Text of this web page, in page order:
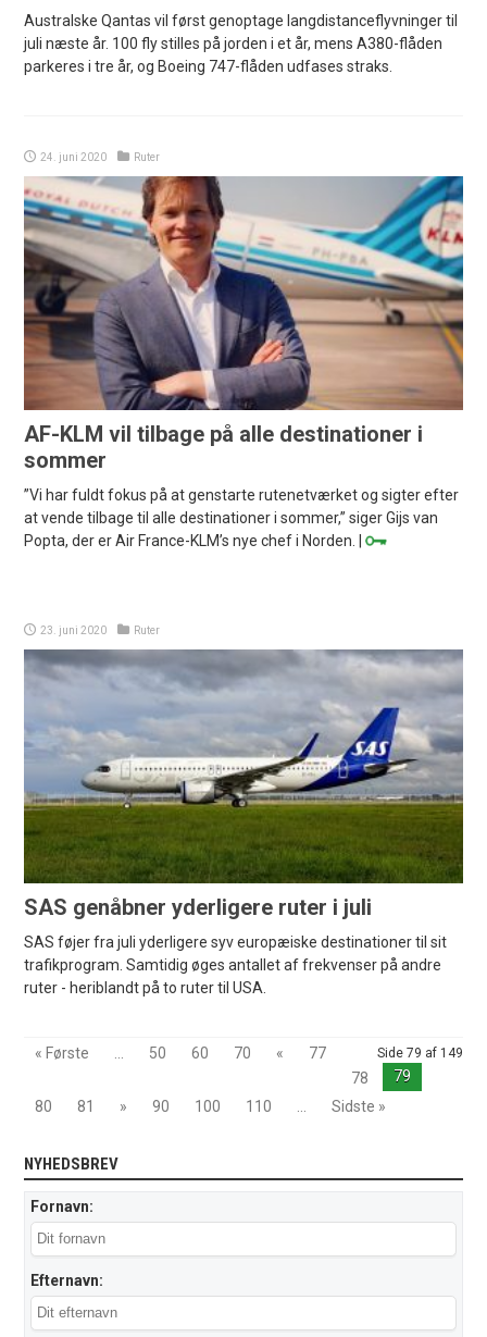
Australske Qantas vil først genoptage langdistanceflyvninger til
juli næste år. 100 fly stilles på jorden i et år, mens A380-flåden
parkeres i tre år, og Boeing 747-flåden udfases straks.
24. juni 2020 Ruter
AF-KLM vil tilbage på alle destinationer i
sommer
”Vi har fuldt fokus på at genstarte rutenetværket og sigter efter
at vende tilbage til alle destinationer i sommer,” siger Gijs van
Popta, der er Air France-KLM’s nye chef i Norden. |
23. juni 2020 Ruter
SAS genåbner yderligere ruter i juli
SAS føjer fra juli yderligere syv europæiske destinationer til sit
trafikprogram. Samtidig øges antallet af frekvenser på andre
ruter - heriblandt på to ruter til USA.
Side 79 af 149
« Første 50 60 70 «
77
78
79
80
81 » 90 100 110 Sidste »
NYHEDSBREV
Fornavn:
Efternavn: